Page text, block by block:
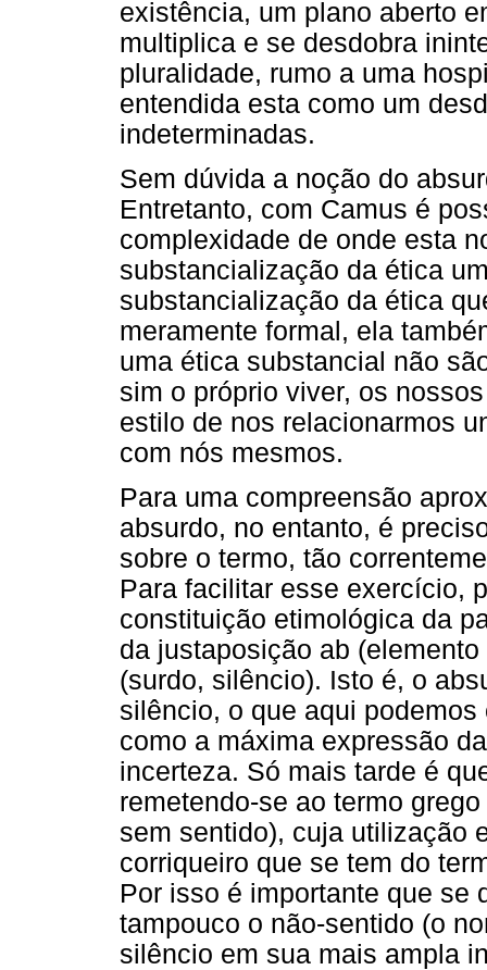
existência, um plano aberto
multiplica e se desdobra
pluralidade, rumo a uma
entendida esta como um
indeterminadas.
Sem dúvida a noção do
Entretanto, com Camus é
complexidade de onde esta
substancialização da ética
substancialização da ética
meramente formal, ela
uma ética substancial não
sim o próprio viver, os
estilo de nos relacionarmos
com nós mesmos.
Para uma compreensão
absurdo, no entanto, é
sobre o termo, tão
Para facilitar esse exercício,
constituição etimológica da
da justaposição ab
(surdo, silêncio). Isto é, o
silêncio, o que aqui
como a máxima expressão
incerteza. Só mais tarde é
remetendo-se ao termo
sem sentido), cuja utilização
corriqueiro que se tem do
Por isso é importante que se
tampouco o não-sentido (o
silêncio em sua mais ampla